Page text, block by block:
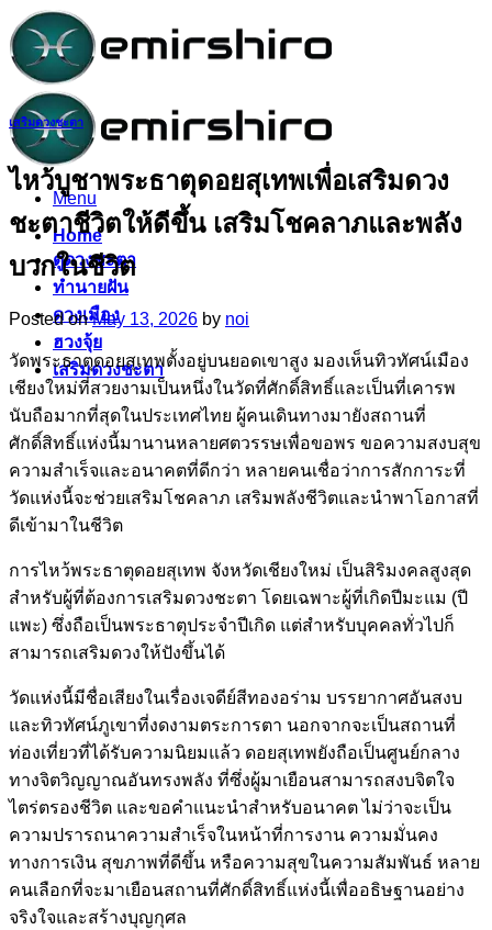
Skip
to
content
Menu
Home
ดูดวงชะตา
ทำนายฝัน
ดวงเมือง
ฮวงจุ้ย
เสริมดวงชะตา
เสริมดวงชะตา
ไหว้บูชาพระธาตุดอยสุเทพเพื่อเสริมดวง
ชะตาชีวิตให้ดีขึ้น เสริมโชคลาภและพลัง
บวกในชีวิต
Posted onMay 13, 2026 by noi
วัดพระธาตุดอยสุเทพตั้งอยู่บนยอดเขาสูง มองเห็นทิวทัศน์เมือง
เชียงใหม่ที่สวยงามเป็นหนึ่งในวัดที่ศักดิ์สิทธิ์และเป็นที่เคารพ
นับถือมากที่สุดในประเทศไทย ผู้คนเดินทางมายังสถานที่
ศักดิ์สิทธิ์แห่งนี้มานานหลายศตวรรษเพื่อขอพร ขอความสงบสุข
ความสำเร็จและอนาคตที่ดีกว่า หลายคนเชื่อว่าการสักการะที่
วัดแห่งนี้จะช่วยเสริมโชคลาภ เสริมพลังชีวิตและนำพาโอกาสที่
ดีเข้ามาในชีวิต
การไหว้พระธาตุดอยสุเทพ จังหวัดเชียงใหม่ เป็นสิริมงคลสูงสุด
สำหรับผู้ที่ต้องการเสริมดวงชะตา โดยเฉพาะผู้ที่เกิดปีมะแม (ปี
แพะ) ซึ่งถือเป็นพระธาตุประจำปีเกิด แต่สำหรับบุคคลทั่วไปก็
สามารถเสริมดวงให้ปังขึ้นได้
วัดแห่งนี้มีชื่อเสียงในเรื่องเจดีย์สีทองอร่าม บรรยากาศอันสงบ
และทิวทัศน์ภูเขาที่งดงามตระการตา นอกจากจะเป็นสถานที่
ท่องเที่ยวที่ได้รับความนิยมแล้ว ดอยสุเทพยังถือเป็นศูนย์กลาง
ทางจิตวิญญาณอันทรงพลัง ที่ซึ่งผู้มาเยือนสามารถสงบจิตใจ
ไตร่ตรองชีวิต และขอคำแนะนำสำหรับอนาคต ไม่ว่าจะเป็น
ความปรารถนาความสำเร็จในหน้าที่การงาน ความมั่นคง
ทางการเงิน สุขภาพที่ดีขึ้น หรือความสุขในความสัมพันธ์ หลาย
คนเลือกที่จะมาเยือนสถานที่ศักดิ์สิทธิ์แห่งนี้เพื่ออธิษฐานอย่าง
จริงใจและสร้างบุญกุศล